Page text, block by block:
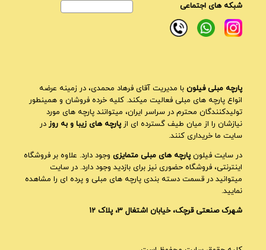
شبکه های اجتماعی
پارچه مبلی فیلون با مدیریت آقای فرهاد محمدی، در زمینه عرضه
انواع پارچه های مبلی فعالیت میکند. کلیه خرده فروشان و همینطور
تولیدکنندگان محترم در سراسر ایران، میتوانند پارچه های مورد
نیازشان را از میان طیف گسترده ای ازپارچه های زیبا و به روز در
سایت ما خریداری کنند.
در سایت فیلونپارچه های مبلی متمایزی وجود دارد. علاوه بر فروشگاه
اینترنتی، فروشگاه حضوری نیز برای بازدید وجود دارد. در سایت
میتوانید در قسمت دسته بندی پارچه های مبلی و پرده ای را مشاهده
نمایید.
شهرک صنعتی قرچک، خیابان اشتغال 3، پلاک 12